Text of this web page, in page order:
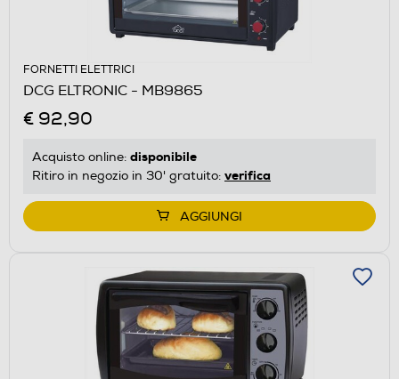
FORNETTI ELETTRICI
DCG ELTRONIC - MB9865
€ 92,90
Acquisto online: disponibile
Ritiro in negozio in 30' gratuito: verifica
AGGIUNGI